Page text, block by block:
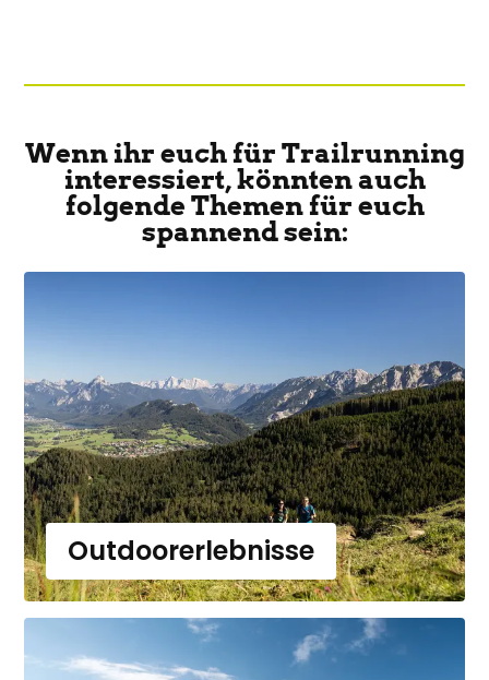
Wenn ihr euch für Trailrunning
interessiert, könnten auch
folgende Themen für euch
spannend sein:
Outdoorerlebnisse